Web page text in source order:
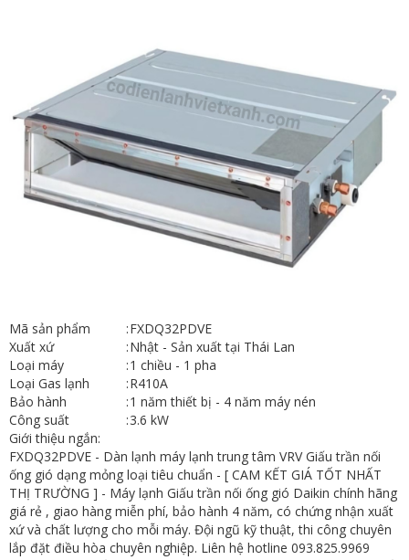
Mã sản phẩm :FXDQ32PDVE
Xuất xứ
:Nhật - Sản xuất tại Thái Lan
Loại máy
:1 chiều - 1 pha
Loại Gas lạnh
:R410A
Bảo hành
:1 năm thiết bị - 4 năm máy nén
Công suất
:3.6 kW
Giới thiệu ngắn:
FXDQ32PDVE - Dàn lạnh máy lạnh trung tâm VRV Giấu trần nối
ống gió dạng mỏng loại tiêu chuẩn - [ CAM KẾT GIÁ TỐT NHẤT
THỊ TRƯỜNG ] - Máy lạnh Giấu trần nối ống gió Daikin chính hãng
giá rẻ , giao hàng miễn phí, bảo hành 4 năm, có chứng nhận xuất
xứ và chất lượng cho mỗi máy. Đội ngũ kỹ thuật, thi công chuyên
lắp đặt điều hòa chuyên nghiệp. Liên hệ hotline 093.825.9969